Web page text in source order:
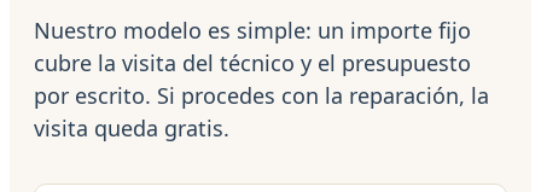
Nuestro modelo es simple: un importe fijo
cubre la visita del técnico y el presupuesto
por escrito. Si procedes con la reparación, la
visita queda gratis.